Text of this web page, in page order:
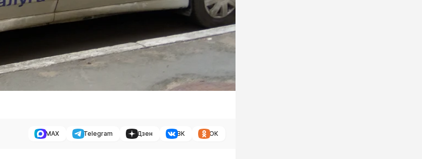
MAX Telegram Дзен ВК ОК